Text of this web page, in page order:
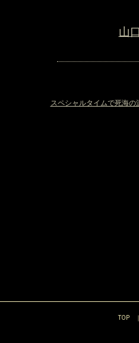
山
スペシャルタイムで死海の
TOP